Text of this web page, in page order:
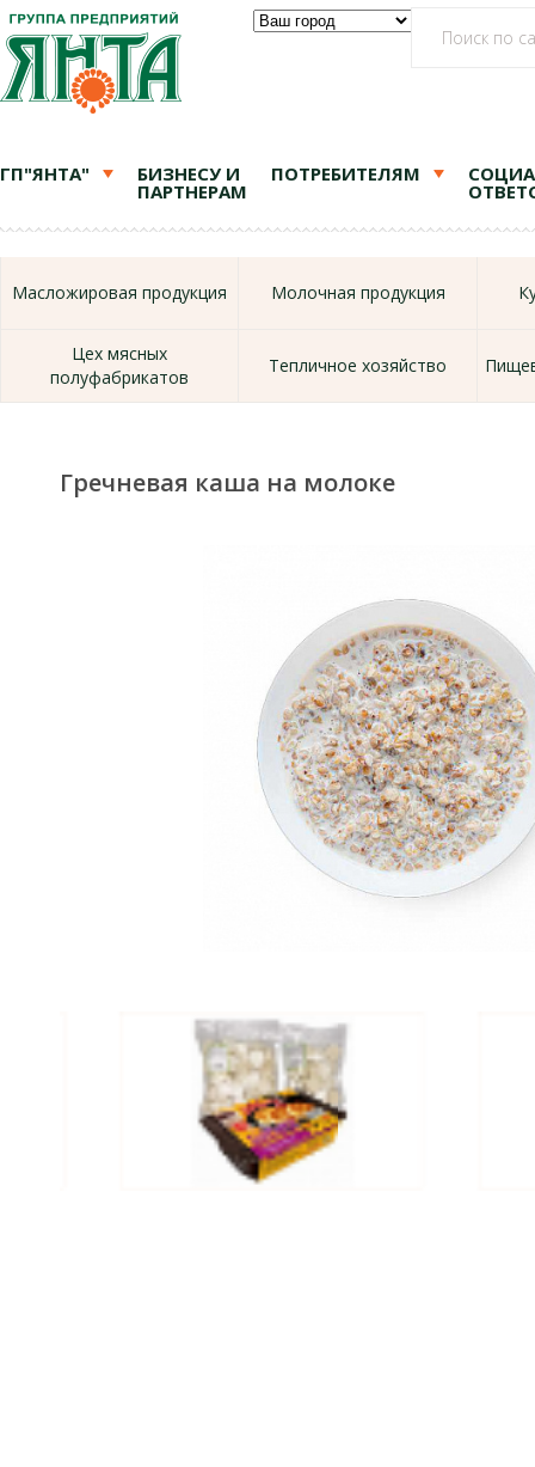
ГП"ЯНТА" БИЗНЕСУ И
ПАРТНЕРАМ
ПОТРЕБИТЕЛЯМ
Масложировая продукция Молочная продукция
Цех мясных
полуфабрикатов
Тепличное хозяйство
Гречневая каша на молоке